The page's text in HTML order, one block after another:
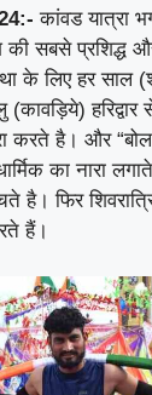
कांवड यात्रा
की सबसे प्रशिद्ध
के लिए हर साल
(कावड़िये)
करते है। और
का नारा
है। फिर
हैं।